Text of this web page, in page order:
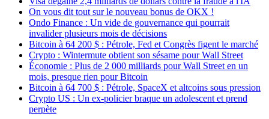
On vous dit tout sur le nouveau bonus de OKX !
Ondo Finance : Un vide de gouvernance qui pourrait
invalider plusieurs mois de décisions
Bitcoin à 64 200 $ : Pétrole, Fed et Congrès figent le marché
Crypto : Wintermute obtient son sésame pour Wall Street
Économie : Plus de 2 000 milliards pour Wall Street en un
mois, presque rien pour Bitcoin
Bitcoin à 64 700 $ : Pétrole, SpaceX et altcoins sous pression
Crypto US : Un ex-policier braque un adolescent et prend
perpète